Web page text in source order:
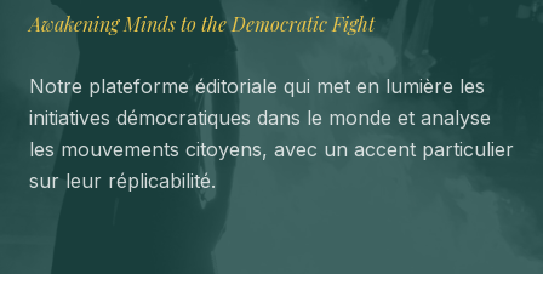
Awakening Minds to the Democratic Fight
Notre plateforme éditoriale qui met en lumière les
initiatives démocratiques dans le monde et analyse
les mouvements citoyens, avec un accent particulier
sur leur réplicabilité.